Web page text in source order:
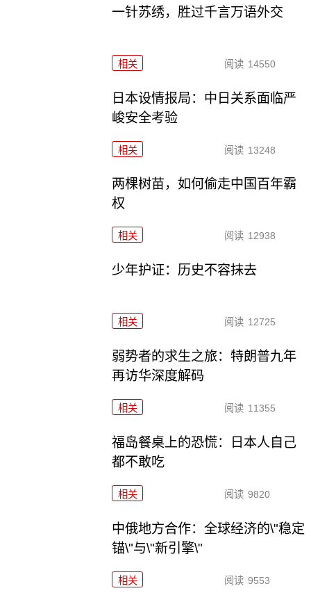
一针苏绣，胜过千言万语外交
相关 阅读 14550
日本设情报局：中日关系面临严
峻安全考验
相关 阅读 13248
两棵树苗，如何偷走中国百年霸
权
相关 阅读 12938
少年护证：历史不容抹去
相关 阅读 12725
弱势者的求生之旅：特朗普九年
再访华深度解码
相关 阅读 11355
福岛餐桌上的恐慌：日本人自己
都不敢吃
相关 阅读 9820
中俄地方合作：全球经济的\"稳定
锚\"与\"新引擎\"
相关 阅读 9553